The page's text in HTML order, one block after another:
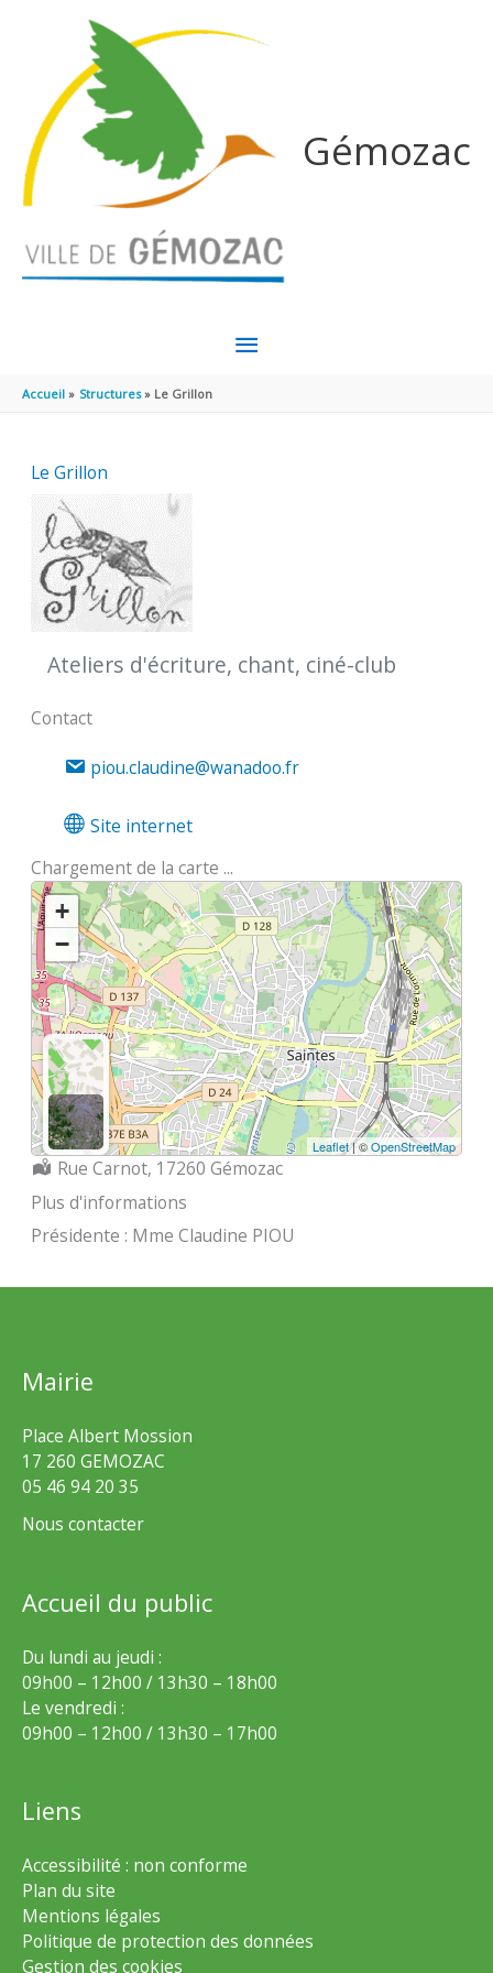
Gémozac
MENU
Accueil Structures Le Grillon
Le Grillon
Ateliers d'écriture, chant, ciné-club
Contact
piou.claudine@wanadoo.fr
Site internet
Chargement de la carte ...
+
−
Leaflet| ©OpenStreetMap
Localisation :
Rue Carnot, 17260 Gémozac
Plus d'informations
Présidente : Mme Claudine PIOU
Mairie
Place Albert Mossion
17 260 GEMOZAC
05 46 94 20 35
Nous contacter
Accueil du public
Du lundi au jeudi :
09h00 – 12h00 / 13h30 – 18h00
Le vendredi :
09h00 – 12h00 / 13h30 – 17h00
Liens
Accessibilité : non conforme
Plan du site
Mentions légales
Politique de protection des données
Gestion des cookies